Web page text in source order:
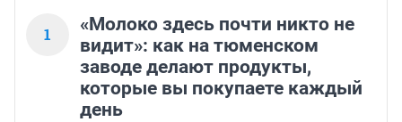
1
«Молоко здесь почти никто не
видит»: как на тюменском
заводе делают продукты,
которые вы покупаете каждый
день